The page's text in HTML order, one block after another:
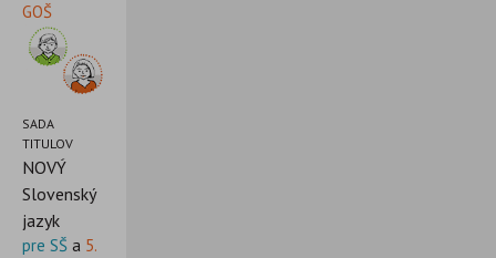
GOŠ
SADA
TITULOV
NOVÝ
Slovenský
jazyk
pre SŠ a 5.